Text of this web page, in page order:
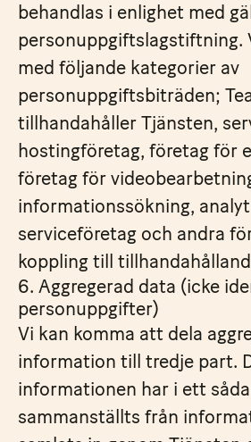
behandlas i enlighet med
personuppgiftslagstiftning.
med följande kategorier av
personuppgiftsbiträden;
tillhandahåller Tjänsten,
hostingföretag, företag för
företag för
informationssökning,
serviceföretag och andra
koppling till
6. Aggregerad data (icke
personuppgifter)
Vi kan komma att dela
information till tredje part.
informationen har i ett
sammanställts från